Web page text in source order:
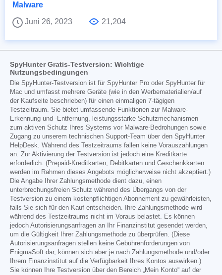
Malware
Juni 26, 2023
21,204
SpyHunter Gratis-Testversion: Wichtige
Nutzungsbedingungen
Die SpyHunter-Testversion ist für SpyHunter Pro oder SpyHunter für
Mac und umfasst mehrere Geräte (wie in den Werbematerialien/auf
der Kaufseite beschrieben) für einen einmaligen 7-tägigen
Testzeitraum. Sie bietet umfassende Funktionen zur Malware-
Erkennung und -Entfernung, leistungsstarke Schutzmechanismen
zum aktiven Schutz Ihres Systems vor Malware-Bedrohungen sowie
Zugang zu unserem technischen Support-Team über den SpyHunter
HelpDesk. Während des Testzeitraums fallen keine Vorauszahlungen
an. Zur Aktivierung der Testversion ist jedoch eine Kreditkarte
erforderlich. (Prepaid-Kreditkarten, Debitkarten und Geschenkkarten
werden im Rahmen dieses Angebots möglicherweise nicht akzeptiert.)
Die Angabe Ihrer Zahlungsmethode dient dazu, einen
unterbrechungsfreien Schutz während des Übergangs von der
Testversion zu einem kostenpflichtigen Abonnement zu gewährleisten,
falls Sie sich für den Kauf entscheiden. Ihre Zahlungsmethode wird
während des Testzeitraums nicht im Voraus belastet. Es können
jedoch Autorisierungsanfragen an Ihr Finanzinstitut gesendet werden,
um die Gültigkeit Ihrer Zahlungsmethode zu überprüfen. (Diese
Autorisierungsanfragen stellen keine Gebührenforderungen von
EnigmaSoft dar, können sich aber je nach Zahlungsmethode und/oder
Ihrem Finanzinstitut auf die Verfügbarkeit Ihres Kontos auswirken.)
Sie können Ihre Testversion über den Bereich „Mein Konto“ auf der